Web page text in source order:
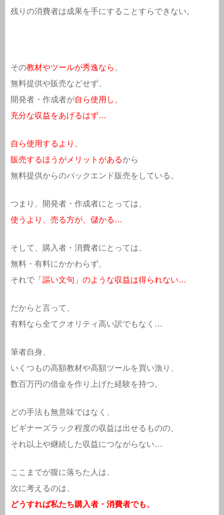
残りの消費者は成果を手にすることすらできない。
その教材やツールが秀逸なら
無料提供や販売などせず、
開発者・作成者が自ら使用し、
充分な収益をあげるはず…
自ら使用するより、
販売するほうがメリットがあるから
無料提供からのバックエンド販売をしている。
つまり、開発者・作成者にとっては、
使うより、売る方が、儲かる…
そして、購入者・消費者にとっては、
無料・有料にかかわらず、
それで 「謳い文句」のような収益は得られない…
だからと言って、
有料なら全てクオリティ高い訳でもなく…
筆者自身、
いくつもの高額教材や高額ツールを買い漁り、
数百万円の借金を作り上げた経験を持つ。
どの手法も無意味ではなく、
ビギナーズラック程度の収益は出せるものの、
それ以上や継続した収益につながらない…
ここまでが腹に落ちた人は、
次に考えるのは、
どうすれば私たち購入者・消費者でも、